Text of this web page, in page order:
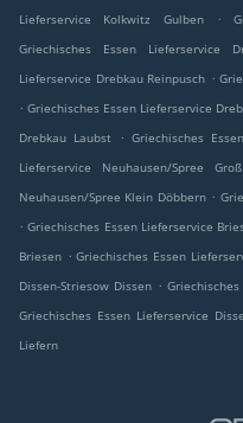
Lieferservice Kolkwitz Gulben
.
Griechisches Essen Lieferservice
Lieferservice Drebkau Reinpusch .
. Griechisches Essen Lieferservice
Drebkau Laubst
. Griechisches
Lieferservice Neuhausen/Spree
Neuhausen/Spree Klein Döbbern .
. Griechisches Essen Lieferservice
Briesen . Griechisches Essen
Dissen-Striesow Dissen .
Griechisches Essen Lieferservice
Liefern